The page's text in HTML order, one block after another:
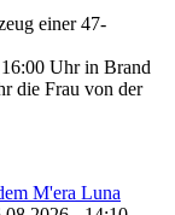
einer 47-
Uhr in Brand
die Frau von der
M'era Luna